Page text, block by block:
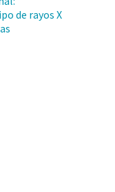
de rayos X